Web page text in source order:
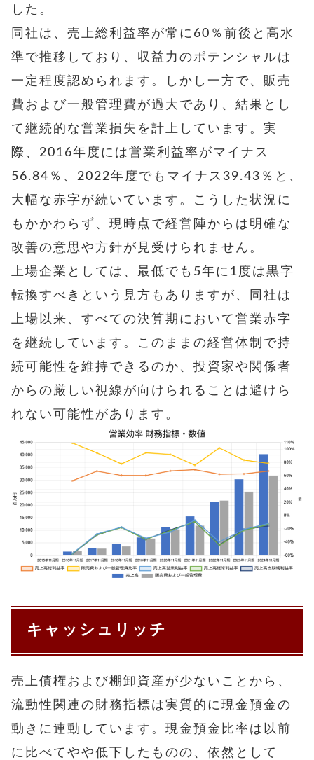
した。
同社は、売上総利益率が常に60％前後と高水
準で推移しており、収益力のポテンシャルは
一定程度認められます。しかし一方で、販売
費および一般管理費が過大であり、結果とし
て継続的な営業損失を計上しています。実
際、2016年度には営業利益率がマイナス
56.84％、2022年度でもマイナス39.43％と、
大幅な赤字が続いています。こうした状況に
もかかわらず、現時点で経営陣からは明確な
改善の意思や方針が見受けられません。
上場企業としては、最低でも5年に1度は黒字
転換すべきという見方もありますが、同社は
上場以来、すべての決算期において営業赤字
を継続しています。このままの経営体制で持
続可能性を維持できるのか、投資家や関係者
からの厳しい視線が向けられることは避けら
れない可能性があります。
キャッシュリッチ
売上債権および棚卸資産が少ないことから、
流動性関連の財務指標は実質的に現金預金の
動きに連動しています。現金預金比率は以前
に比べてやや低下したものの、依然として